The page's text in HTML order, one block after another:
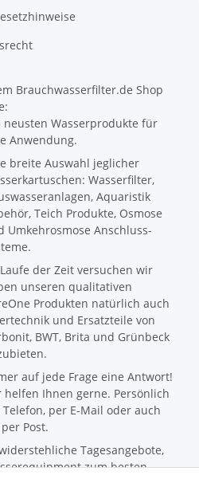
Brauchwasserfilter.de Shop
neusten Wasserprodukte für
Anwendung.
breite Auswahl jeglicher
Wasserfilter,
Aquaristik
Teich Produkte, Osmose
Umkehrosmose Anschluss-
der Zeit versuchen wir
unseren qualitativen
Produkten natürlich auch
und Ersatzteile von
BWT, Brita und Grünbeck
auf jede Frage eine Antwort!
helfen Ihnen gerne. Persönlich
Telefon, per E-Mail oder auch
Post.
Tagesangebote,
zum besten